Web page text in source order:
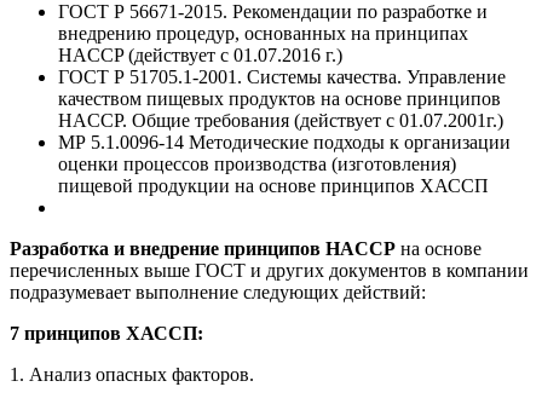
ГОСТ Р 56671-2015. Рекомендации по разработке и
внедрению процедур, основанных на принципах
HACCP (действует с 01.07.2016 г.)
ГОСТ Р 51705.1-2001. Системы качества. Управление
качеством пищевых продуктов на основе принципов
HACCP. Общие требования (действует с 01.07.2001г.)
МР 5.1.0096-14 Методические подходы к организации
оценки процессов производства (изготовления)
пищевой продукции на основе принципов ХАССП
Разработка и внедрение принципов HACCP на основе
перечисленных выше ГОСТ и других документов в компании
подразумевает выполнение следующих действий:
7 принципов ХАССП:
1. Анализ опасных факторов.